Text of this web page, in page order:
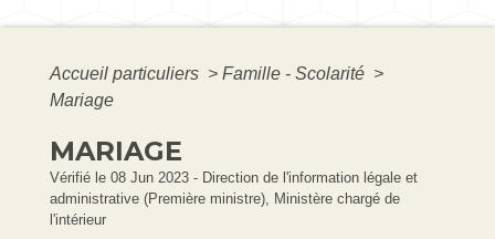
Accueil particuliers > Famille - Scolarité >
Mariage
MARIAGE
Vérifié le 08 Jun 2023 - Direction de l'information légale et
administrative (Première ministre), Ministère chargé de
l'intérieur